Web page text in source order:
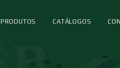
PRODUTOS CATÁLOGOS